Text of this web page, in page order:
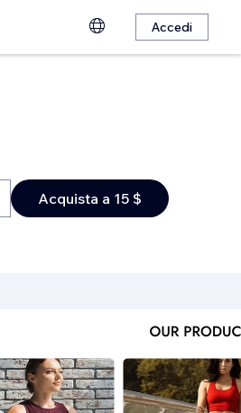
Accedi
Acquista a 15 $